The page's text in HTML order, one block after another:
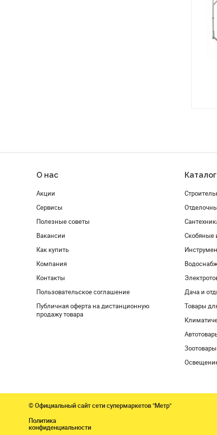
О нас
Акции
Сервисы
Полезные советы
Вакансии
Как купить
Компания
Контакты
Пользовательское соглашение
Публичная оферта на дистанционную
продажу товара
Каталог
Скобяные
Дача и
Товары
Зоотовары
© Официальный сайт сети супермаркетов "Метр"
Политика
конфиденциальности